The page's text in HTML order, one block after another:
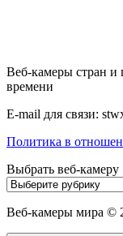
Веб-камеры стран и
времени
E-mail для связи:
Политика в
Выбрать веб-камеру
Выбрать
камеру
Веб-камеры мира ©